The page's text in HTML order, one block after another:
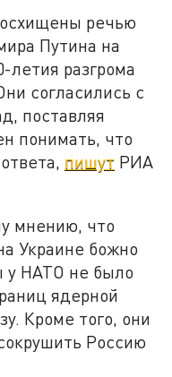
речью
Путина на
летия разгрома
согласились с
поставляя
понимать, что
пишут РИА
мнению, что
Украине божно
у НАТО не было
ядерной
Кроме того, они
Россию